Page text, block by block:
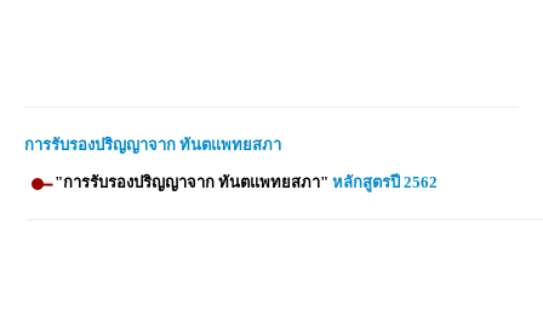
การรับรองปริญญาจาก ทันตแพทยสภา
"การรับรองปริญญาจาก ทันตแพทยสภา" หลักสูตรปี 2562